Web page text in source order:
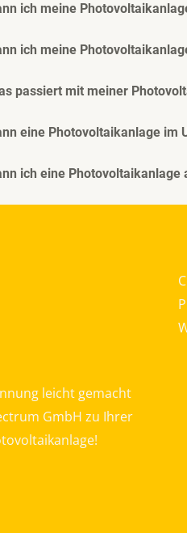
ich meine
ich meine
passiert mit meiner
eine Photovoltaikanlage im
ich eine
leicht gemacht
GmbH zu Ihrer